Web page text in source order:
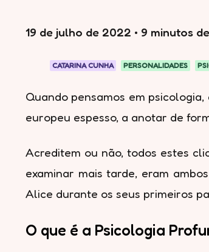
19 de julho de 2022 • 9 minutos
CATARINA CUNHA PERSONALIDADES
Quando pensamos em
europeu espesso, a anotar de
Acreditem ou não, todos estes
examinar mais tarde, eram
Alice durante os seus primeiros
O que é a Psicologia